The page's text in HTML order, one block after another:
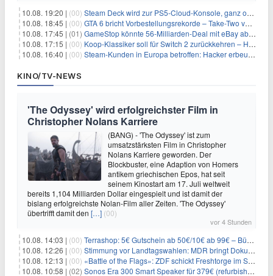
10.08. 19:20 | (00) Steam Deck wird zur PS5-Cloud-Konsole, ganz ohne eigener PlayStation 5
10.08. 18:45 | (00) GTA 6 bricht Vorbestellungsrekorde – Take-Two verrät trotzdem keine Zahlen
10.08. 17:45 | (01) GameStop könnte 56-Milliarden-Deal mit eBay abblasen, doch Ryan Cohen gibt nicht auf
10.08. 17:15 | (00) Koop-Klassiker soll für Switch 2 zurückkehren – Händler nennt bereits einen Release-Termin
10.08. 16:40 | (00) Steam-Kunden in Europa betroffen: Hacker erbeuten Namen und Adressen bei Valve-Partner
KINO/TV-NEWS
'The Odyssey' wird erfolgreichster Film in
Christopher Nolans Karriere
(BANG) - 'The Odyssey' ist zum
umsatzstärksten Film in Christopher
Nolans Karriere geworden. Der
Blockbuster, eine Adaption von Homers
antikem griechischen Epos, hat seit
seinem Kinostart am 17. Juli weltweit
bereits 1,104 Milliarden Dollar eingespielt und ist damit der
bislang erfolgreichste Nolan-Film aller Zeiten. 'The Odyssey'
übertrifft damit den […] (00)
vor 4 Stunden
10.08. 14:03 | (00) Terrashop: 5€ Gutschein ab 50€/10€ ab 99€ – Bücher & Co ab 99 Cent
10.08. 12:26 | (00) Stimmung vor Landtagswahlen: MDR bringt Doku «Wut. Hüben wie drüben»
10.08. 12:13 | (00) «Battle of the Flags»: ZDF schickt Freshtorge im September On Air
10.08. 10:58 | (02) Sonos Era 300 Smart Speaker für 379€ (refurbished 309€) – Dolby Atmos, BT/WLAN, 3D-Audio, schwarz od. weiß